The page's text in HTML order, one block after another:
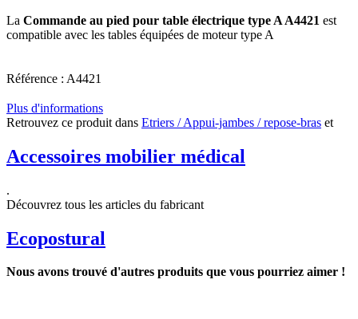
La Commande au pied pour table électrique type A A4421 est
compatible avec les tables équipées de moteur type A
Référence : A4421
Plus d'informations
Retrouvez ce produit dans Etriers / Appui-jambes / repose-bras et
Accessoires mobilier médical
.
Découvrez tous les articles du fabricant
Ecopostural
Nous avons trouvé d'autres produits que vous pourriez aimer !